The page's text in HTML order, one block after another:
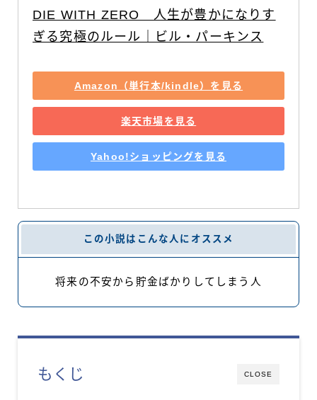
DIE WITH ZERO　人生が豊かになりす
ぎる究極のルール｜ビル・パーキンス
Amazon（単行本/kindle）を見る
楽天市場を見る
Yahoo!ショッピングを見る
この小説はこんな人にオススメ
将来の不安から貯金ばかりしてしまう人
CLOSE
もくじ